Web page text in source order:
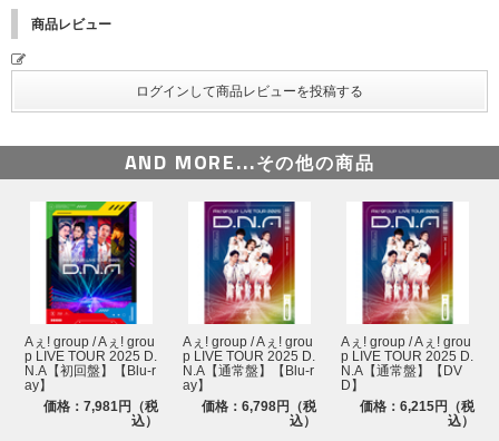
Say Aぇ!
ばんざいデスコ
ネオンライト
AKAN
ROCK’NPOP
RED ZONE
Gotta Be
やったろかぃ！
Aぇ! LAND
Break Through
商品レビュー
AND MORE...その他の商品
Aぇ! group / Aぇ! grou
p LIVE TOUR 2025 D.
N.A【初回盤】【Blu-r
ay】
価格：7,981円（税
込）
Aぇ! group / Aぇ! grou
p LIVE TOUR 2025 D.
N.A【通常盤】【Blu-r
ay】
価格：6,798円（税
込）
Aぇ! group / Aぇ! grou
p LIVE TOUR 2025 D.
N.A【通常盤】【DV
D】
価格：6,215円（税
込）